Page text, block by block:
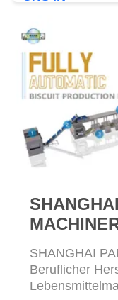
SHANGHAI
Beruflicher